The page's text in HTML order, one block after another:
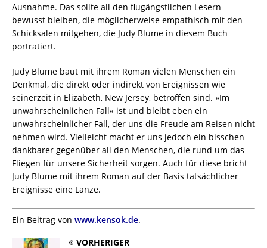
Ausnahme. Das sollte all den flugängstlichen Lesern
bewusst bleiben, die möglicherweise empathisch mit den
Schicksalen mitgehen, die Judy Blume in diesem Buch
porträtiert.
Judy Blume baut mit ihrem Roman vielen Menschen ein
Denkmal, die direkt oder indirekt von Ereignissen wie
seinerzeit in Elizabeth, New Jersey, betroffen sind. »Im
unwahrscheinlichen Fall« ist und bleibt eben ein
unwahrscheinlicher Fall, der uns die Freude am Reisen nicht
nehmen wird. Vielleicht macht er uns jedoch ein bisschen
dankbarer gegenüber all den Menschen, die rund um das
Fliegen für unsere Sicherheit sorgen. Auch für diese bricht
Judy Blume mit ihrem Roman auf der Basis tatsächlicher
Ereignisse eine Lanze.
Ein Beitrag von www.kensok.de.
VORHERIGER